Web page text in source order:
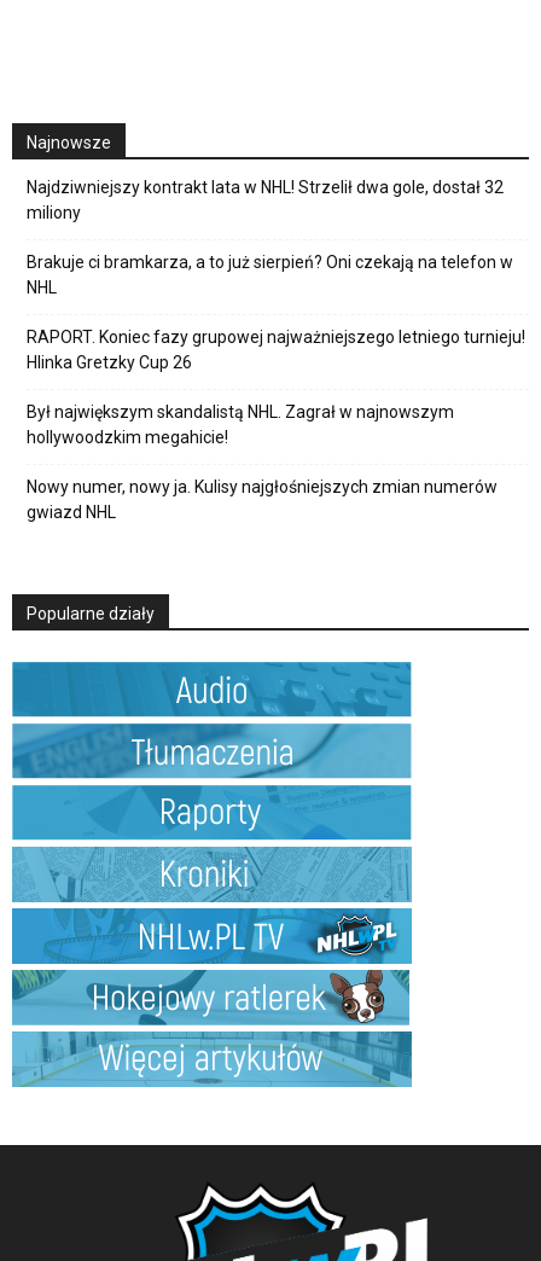
Najnowsze
Najdziwniejszy kontrakt lata w NHL! Strzelił dwa gole, dostał 32
miliony
Brakuje ci bramkarza, a to już sierpień? Oni czekają na telefon w
NHL
RAPORT. Koniec fazy grupowej najważniejszego letniego turnieju!
Hlinka Gretzky Cup 26
Był największym skandalistą NHL. Zagrał w najnowszym
hollywoodzkim megahicie!
Nowy numer, nowy ja. Kulisy najgłośniejszych zmian numerów
gwiazd NHL
Popularne działy